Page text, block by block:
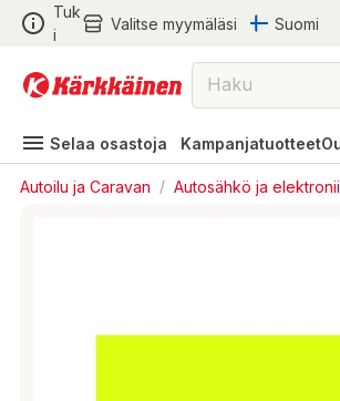
Tuk
i
Valitse myymäläsi Suomi
Selaa osastoja Kampanjatuotteet
Autoilu ja Caravan / Autosähkö ja